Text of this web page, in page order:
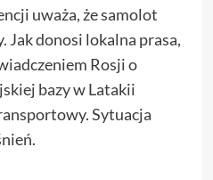
uważa, że samolot
Jak donosi lokalna prasa,
Rosji o
bazy w Latakii
Sytuacja